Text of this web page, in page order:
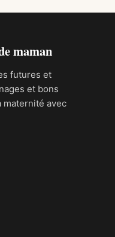
maman
futures et
et bons
maternité avec